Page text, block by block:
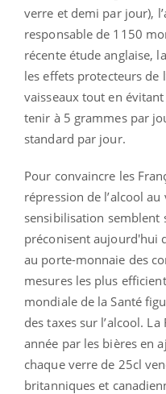
verre et demi par jour),
responsable de 1150
récente étude anglaise,
les effets protecteurs de
vaisseaux tout en évitant
tenir à 5 grammes par
standard par jour.
Pour convaincre les
répression de l’alcool
sensibilisation semblent
préconisent aujourd'hui
au porte-monnaie des
mesures les plus
mondiale de la Santé
des taxes sur l’alcool.
année par les bières en
chaque verre de 25cl
britanniques et